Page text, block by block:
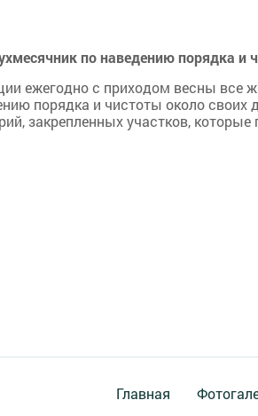
по наведению порядка и
ежегодно с приходом весны все
порядка и чистоты около своих
закрепленных участков,
Главная